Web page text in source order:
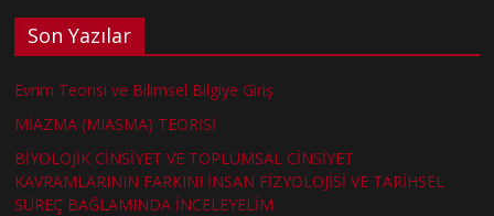
Son Yazılar
Evrim Teorisi ve Bilimsel Bilgiye Giriş
MİAZMA (MIASMA) TEORİSİ
BİYOLOJİK CİNSİYET VE TOPLUMSAL CİNSİYET
KAVRAMLARININ FARKINI İNSAN FİZYOLOJİSİ VE TARİHSEL
SÜREÇ BAĞLAMINDA İNCELEYELİM